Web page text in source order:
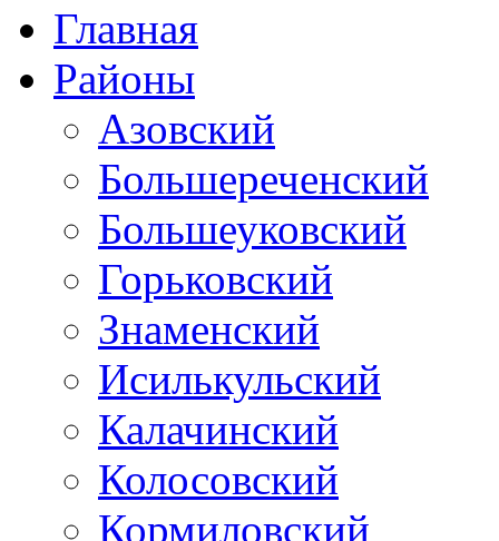
Главная
Районы
Азовский
Большереченский
Большеуковский
Горьковский
Знаменский
Исилькульский
Калачинский
Колосовский
Кормиловский